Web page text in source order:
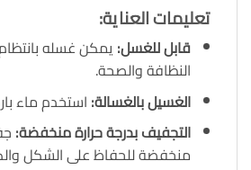
تعليمات العناية:
قابل للغسل: يمكن غسله
النظافة والصحة.
الغسيل بالغسالة: استخدم ماء
التجفيف بدرجة حرارة منخفضة:
منخفضة للحفاظ على الشكل